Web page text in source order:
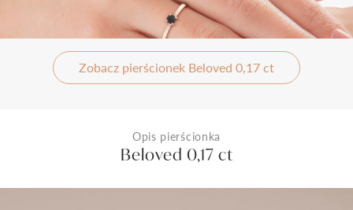
Zobacz pierścionek Beloved 0,17 ct
Opis pierścionka
Beloved 0,17 ct